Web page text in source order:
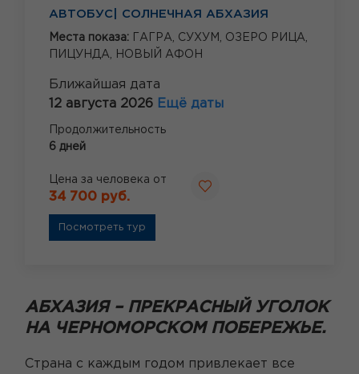
АВТОБУС| СОЛНЕЧНАЯ АБХАЗИЯ
Места показа: ГАГРА, СУХУМ, ОЗЕРО РИЦА,
ПИЦУНДА,
НОВЫЙ АФОН
Ближайшая дата
12 августа 2026 Ещё даты
Продолжительность
6 дней
Цена за человека от
34 700 руб.
Посмотреть тур
АБХАЗИЯ – ПРЕКРАСНЫЙ УГОЛОК
НА ЧЕРНОМОРСКОМ ПОБЕРЕЖЬЕ.
Страна с каждым годом привлекает все